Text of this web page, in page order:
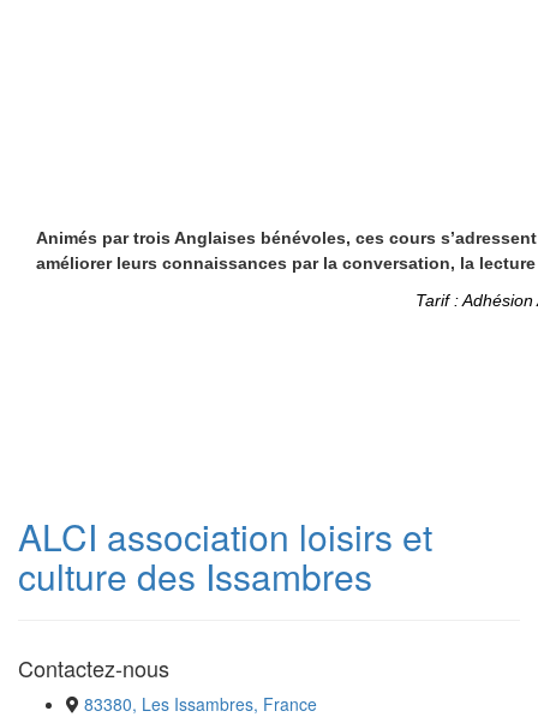
Animés par trois Anglaises bénévoles, ces cours
améliorer leurs connaissances par la conversation, la
Tarif :
ALCI association loisirs et
culture des Issambres
Contactez-nous
83380, Les Issambres, France